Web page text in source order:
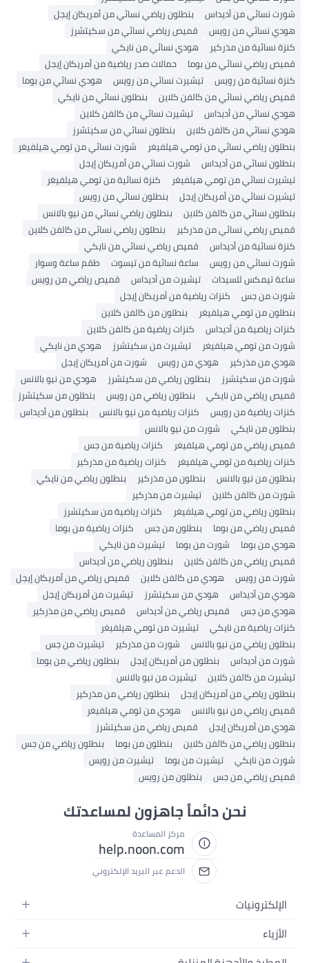
شورت نسائي من أديداس
بنطلون رياضي نسائي من أمريكان إيجل
هودي نسائي من رويس
قميص رياضي نسائي من سكيتشرز
كنزة نسائية من مذركير
هودي نسائي من نايكي
قميص رياضي نسائي من بوما
حمالات صدر رياضية من أمريكان إيجل
كنزة نسائية من رويس
تيشيرت نسائي من رويس
هودي نسائي من بوما
قميص رياضي نسائي من كالفن كلاين
بنطلون نسائي من نايكي
هودي نسائي من أديداس
تيشيرت نسائي من كالفن كلاين
هودي نسائي من كالفن كلاين
بنطلون نسائي من سكيتشرز
بنطلون رياضي نسائي من تومي هيلفيغر
شورت نسائي من تومي هيلفيغر
بنطلون نسائي من أديداس
شورت نسائي من أمريكان إيجل
تيشيرت نسائي من تومي هيلفيغر
كنزة نسائية من تومي هيلفيغر
تيشيرت نسائي من أمريكان إيجل
بنطلون نسائي من رويس
بنطلون نسائي من كالفن كلاين
بنطلون رياضي نسائي من نيو بالانس
قميص رياضي نسائي من مذركير
بنطلون رياضي نسائي من كالفن كلاين
كنزة نسائية من أديداس
قميص رياضي نسائي من نايكي
شورت نسائي من رويس
ساعة نسائية من تيسوت
طقم ساعة وسوار
ساعة تيمكس للسيدات
تيشيرت من أديداس
قميص رياضي من رويس
شورت من جس
كنزات رياضية من أمريكان إيجل
بنطلون من تومي هيلفيغر
بنطلون من كالفن كلاين
كنزات رياضية من أديداس
كنزات رياضية من كالفن كلاين
شورت من تومي هيلفيغر
تيشيرت من سكيتشرز
هودي من نايكي
هودي من مذركير
هودي من رويس
شورت من أمريكان إيجل
شورت من سكيتشرز
بنطلون رياضي من سكيتشرز
هودي من نيو بالانس
قميص رياضي من نايكي
بنطلون رياضي من رويس
بنطلون من سكيتشرز
كنزات رياضية من رويس
كنزات رياضية من نيو بالانس
بنطلون من أديداس
بنطلون من نايكي
شورت من نيو بالانس
قميص رياضي من تومي هيلفيغر
كنزات رياضية من جس
كنزات رياضية من تومي هيلفيغر
كنزات رياضية من مذركير
بنطلون من نيو بالانس
بنطلون من مذركير
بنطلون رياضي من نايكي
شورت من كالفن كلاين
تيشيرت من مذركير
بنطلون رياضي من تومي هيلفيغر
كنزات رياضية من سكيتشرز
قميص رياضي من بوما
بنطلون من جس
كنزات رياضية من بوما
هودي من بوما
شورت من بوما
تيشيرت من نايكي
قميص رياضي من كالفن كلاين
بنطلون رياضي من أديداس
شورت من رويس
هودي من كالفن كلاين
قميص رياضي من أمريكان إيجل
هودي من أديداس
هودي من سكيتشرز
تيشيرت من أمريكان إيجل
هودي من جس
قميص رياضي من أديداس
قميص رياضي من مذركير
كنزات رياضية من نايكي
تيشيرت من تومي هيلفيغر
بنطلون رياضي من نيو بالانس
شورت من مذركير
تيشيرت من جس
شورت من أديداس
بنطلون من أمريكان إيجل
بنطلون رياضي من بوما
تيشيرت من كالفن كلاين
تيشيرت من نيو بالانس
بنطلون رياضي من أمريكان إيجل
بنطلون رياضي من مذركير
قميص رياضي من نيو بالانس
هودي من تومي هيلفيغر
هودي من أمريكان إيجل
قميص رياضي من سكيتشرز
بنطلون رياضي من كالفن كلاين
بنطلون من بوما
بنطلون رياضي من جس
شورت من نايكي
تيشيرت من بوما
تيشيرت من رويس
قميص رياضي من جس
بنطلون من رويس
نحن دائماً جاهزون لمساعدتك
مركز المساعدة
help.noon.com
الدعم عبر البريد الإلكتروني
الإلكترونيات
الجوالات
الأزياء
أزياء نسائية